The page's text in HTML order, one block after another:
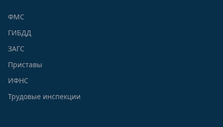
ФМС
ГИБДД
ЗАГС
Приставы
ИФНС
Трудовые инспекции